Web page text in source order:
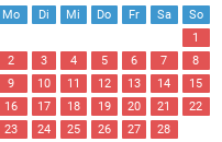
Mo Di Mi Do Fr Sa
So
1
2
3 4 5 6 7
8
9
10 11 12 13 14
15
16
17 18 19 20 21
22
23
24 25 26 27 28